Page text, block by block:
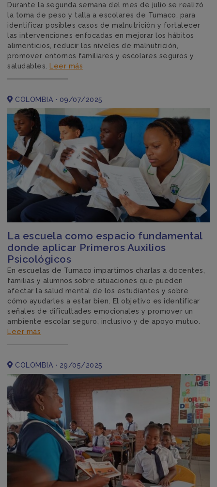
Durante la segunda semana del mes de julio se realizó
la toma de peso y talla a escolares de Tumaco, para
identificar posibles casos de malnutrición y fortalecer
las intervenciones enfocadas en mejorar los hábitos
alimenticios, reducir los niveles de malnutrición,
promover entornos familiares y escolares seguros y
saludables. Leer más
COLOMBIA · 09/07/2025
La escuela como espacio fundamental
donde aplicar Primeros Auxilios
Psicológicos
En escuelas de Tumaco impartimos charlas a docentes,
familias y alumnos sobre situaciones que pueden
afectar la salud mental de los estudiantes y sobre
cómo ayudarles a estar bien. El objetivo es identificar
señales de dificultades emocionales y promover un
ambiente escolar seguro, inclusivo y de apoyo mutuo.
Leer más
COLOMBIA · 29/05/2025